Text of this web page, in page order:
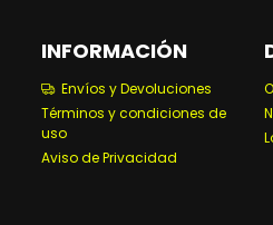
INFORMACIÓN
Envíos y Devoluciones
Términos y condiciones de
uso
Aviso de Privacidad